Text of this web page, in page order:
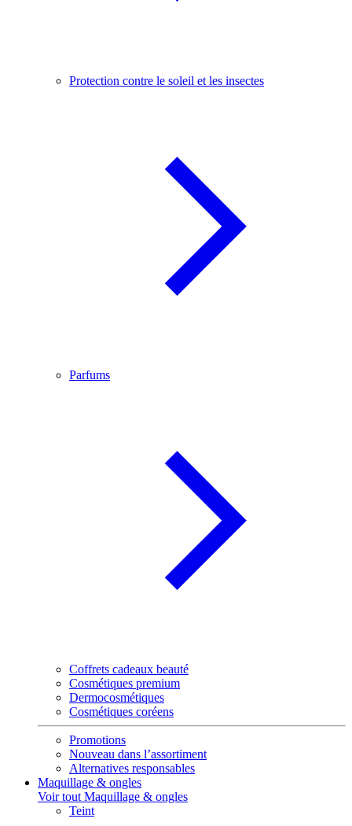
Protection contre le soleil et les insectes
Parfums
Coffrets cadeaux beauté
Cosmétiques premium
Dermocosmétiques
Cosmétiques coréens
Promotions
Nouveau dans l’assortiment
Alternatives responsables
Maquillage & ongles
Voir tout Maquillage & ongles
Teint